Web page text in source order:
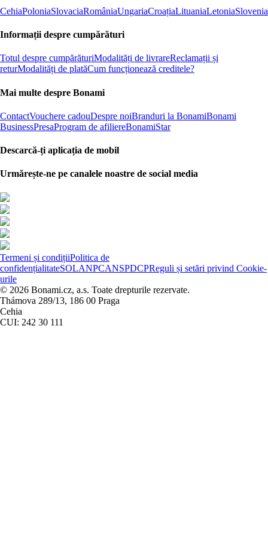
CehiaPoloniaSlovaciaRomâniaUngariaCroațiaLituaniaLetoniaSlovenia
Informații despre cumpărături
Totul despre cumpărăturiModalități de livrareReclamații și
returModalități de platăCum funcționează creditele?
Mai multe despre Bonami
ContactVouchere cadouDespre noiBranduri la BonamiBonami
BusinessPresaProgram de afiliereBonamiStar
Descarcă-ți aplicația de mobil
Urmărește-ne pe canalele noastre de social media
Termeni și condițiiPolitica de
confidențialitateSOLANPCANSPDCPReguli și setări privind Cookie-
urile
© 2026 Bonami.cz, a.s. Toate drepturile rezervate.
Thámova 289/13, 186 00 Praga
Cehia
CUI: 242 30 111